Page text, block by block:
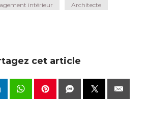
intérieur Architecte
cet article